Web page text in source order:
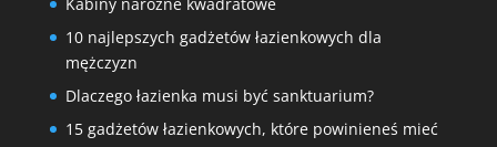
10 najlepszych gadżetów łazienkowych dla
mężczyzn
Dlaczego łazienka musi być sanktuarium?
15 gadżetów łazienkowych, które powinieneś mieć